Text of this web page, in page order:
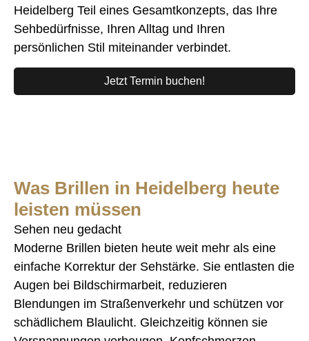
Heidelberg Teil eines Gesamtkonzepts, das Ihre
Sehbedürfnisse, Ihren Alltag und Ihren
persönlichen Stil miteinander verbindet.
Jetzt Termin buchen!
Was Brillen in Heidelberg heute
leisten müssen
Sehen neu gedacht
Moderne Brillen bieten heute weit mehr als eine
einfache Korrektur der Sehstärke. Sie entlasten die
Augen bei Bildschirmarbeit, reduzieren
Blendungen im Straßenverkehr und schützen vor
schädlichem Blaulicht. Gleichzeitig können sie